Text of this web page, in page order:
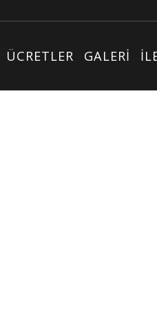
ÜCRETLER GALERİ